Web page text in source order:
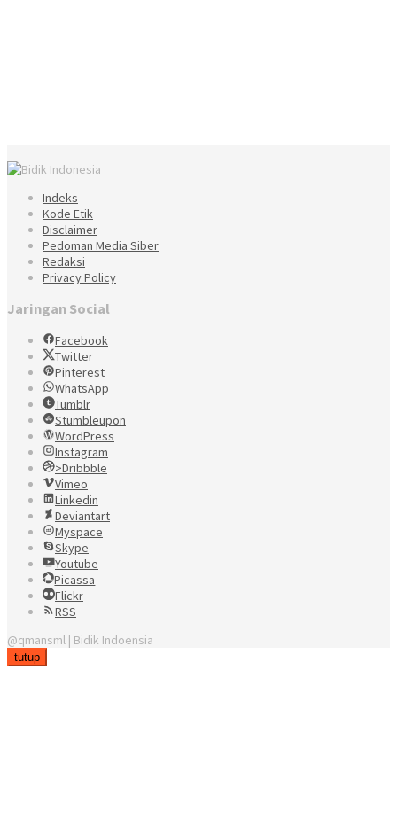
Indeks
Kode Etik
Disclaimer
Pedoman Media Siber
Redaksi
Privacy Policy
Jaringan Social
Facebook
Twitter
Pinterest
WhatsApp
Tumblr
Stumbleupon
WordPress
Instagram
>Dribbble
Vimeo
Linkedin
Deviantart
Myspace
Skype
Youtube
Picassa
Flickr
RSS
@qmansml | Bidik Indoensia
tutup